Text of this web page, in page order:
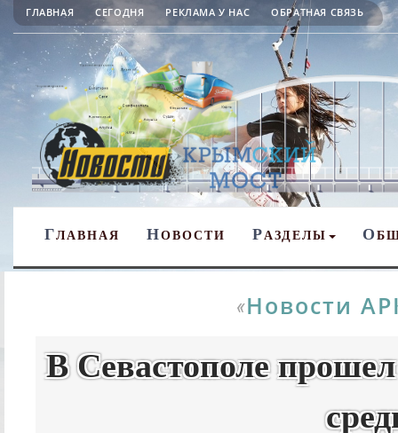
ГЛАВНАЯ СЕГОДНЯ РЕКЛАМА У НАС ОБРАТНАЯ СВЯЗЬ
ГЛАВНАЯ НОВОСТИ РАЗДЕЛЫ О
«Новости
В Севастополе